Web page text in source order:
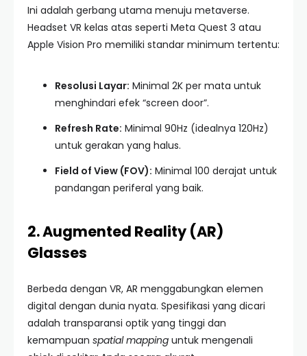
Ini adalah gerbang utama menuju metaverse.
Headset VR kelas atas seperti Meta Quest 3 atau
Apple Vision Pro memiliki standar minimum tertentu:
Resolusi Layar: Minimal 2K per mata untuk
menghindari efek “screen door”.
Refresh Rate: Minimal 90Hz (idealnya 120Hz)
untuk gerakan yang halus.
Field of View (FOV): Minimal 100 derajat untuk
pandangan periferal yang baik.
2. Augmented Reality (AR)
Glasses
Berbeda dengan VR, AR menggabungkan elemen
digital dengan dunia nyata. Spesifikasi yang dicari
adalah transparansi optik yang tinggi dan
kemampuan spatial mapping untuk mengenali